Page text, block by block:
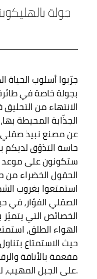
جولة
جرّبوا أسلوب الحياة
بجولة خاصة في
الانتهاء من
الجذّابة المحيطة
عن مصنع نبيذ صقلي
حاسة التذوّق لديكم
ستكونون على موعد
الحقول الخضراء من
استمتعوا بغروب
الصقلي الفوّار، في
الخصائص التي يتميّز
الهواء الطلق،
حيث الاستمتاع
مفعمة بالأناقة
على الجبل المهيب، ليدي إتنا.